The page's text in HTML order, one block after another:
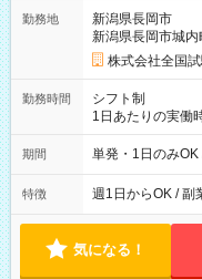
例】 ・河合塾模
×8時間＝日収
円の場合あり ・
円（役割手当＋100
間】試用期間なし
勤務地
新潟県長岡市
新潟県長岡市城内
株式会社全国
勤務時間
シフト制
1日あたりの実働
間は 試験により
期間 単発・1日のみOK
特徴 週1日からOK / 副
気になる！